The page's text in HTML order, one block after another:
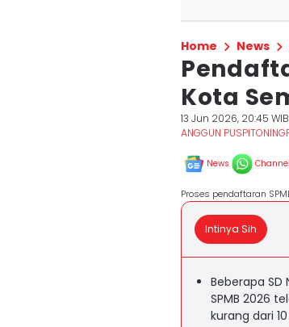
Home News
Kota
13 Jun 2026, 20:45 WIB
ANGGUN
News Channel
Proses pendaftaran
Intinya Sih
Beberapa
SPMB 2026
kurang dari